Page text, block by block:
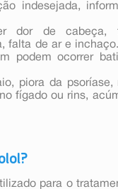
indesejada,
dor de cabeça,
falta de ar e
podem ocorrer
piora da psoríase,
fígado ou rins,
para o